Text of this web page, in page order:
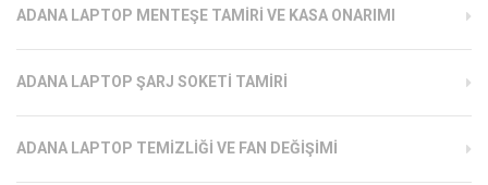
ADANA LAPTOP MENTEŞE TAMIRI VE KASA ONARIMI
ADANA LAPTOP ŞARJ SOKETI TAMIRI
ADANA LAPTOP TEMIZLIĞI VE FAN DEĞIŞIMI